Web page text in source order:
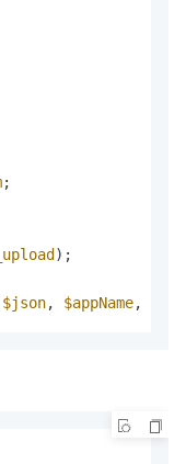
;
$json, $appName,